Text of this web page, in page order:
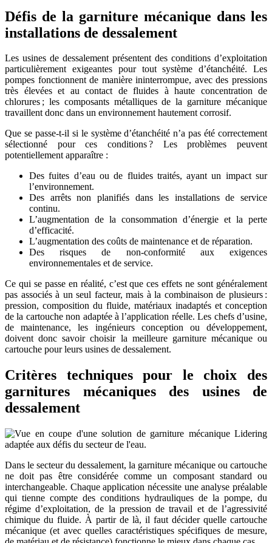
Défis de la garniture mécanique dans les
installations de dessalement
Les usines de dessalement présentent des conditions d’exploitation
particulièrement exigeantes pour tout système d’étanchéité. Les
pompes fonctionnent de manière ininterrompue, avec des pressions
très élevées et au contact de fluides à haute concentration de
chlorures ; les composants métalliques de la garniture mécanique
travaillent donc dans un environnement hautement corrosif.
Que se passe-t-il si le système d’étanchéité n’a pas été correctement
sélectionné pour ces conditions ? Les problèmes peuvent
potentiellement apparaître :
Des fuites d’eau ou de fluides traités, ayant un impact sur
l’environnement.
Des arrêts non planifiés dans les installations de service
continu.
L’augmentation de la consommation d’énergie et la perte
d’efficacité.
L’augmentation des coûts de maintenance et de réparation.
Des risques de non-conformité aux exigences
environnementales et de service.
Ce qui se passe en réalité, c’est que ces effets ne sont généralement
pas associés à un seul facteur, mais à la combinaison de plusieurs :
pression, composition du fluide, matériaux inadaptés et conception
de la cartouche non adaptée à l’application réelle. Les chefs d’usine,
de maintenance, les ingénieurs conception ou développement,
doivent donc savoir choisir la meilleure garniture mécanique ou
cartouche pour leurs usines de dessalement.
Critères techniques pour le choix des
garnitures mécaniques des usines de
dessalement
Dans le secteur du dessalement, la garniture mécanique ou cartouche
ne doit pas être considérée comme un composant standard ou
interchangeable. Chaque application nécessite une analyse préalable
qui tienne compte des conditions hydrauliques de la pompe, du
régime d’exploitation, de la pression de travail et de l’agressivité
chimique du fluide. À partir de là, il faut décider quelle cartouche
mécanique (et avec quelles caractéristiques spécifiques de mesure,